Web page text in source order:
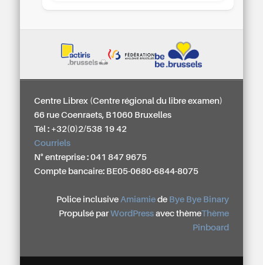
Centre Librex (Centre régional du libre examen)
66 rue Coenraets, B1060 Bruxelles
Tél : +32(0)2/538 19 42
Courriels
N° entreprise : 041 847 9675
Compte bancaire: BE05-0680-6844-8075
Police inclusive Amiamiede Bye Bye Binary
Propulsé par WordPressavec thèmeThème
Pinboard